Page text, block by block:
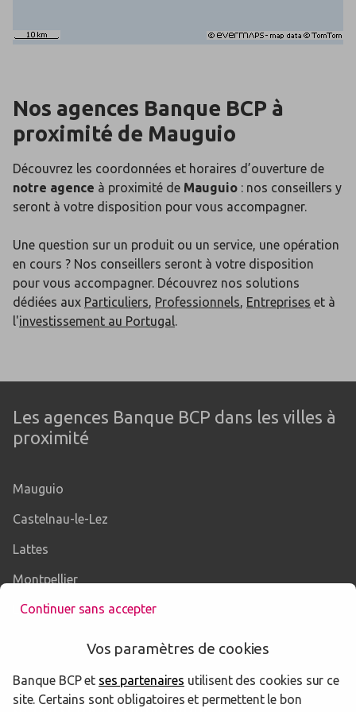
Nos agences Banque BCP à
proximité de Mauguio
Découvrez les coordonnées et horaires d’ouverture de
notre agence à proximité de Mauguio : nos conseillers y
seront à votre disposition pour vous accompagner.
Une question sur un produit ou un service, une opération
en cours ? Nos conseillers seront à votre disposition
pour vous accompagner. Découvrez nos solutions
dédiées aux Particuliers, Professionnels, Entreprises et à
l'investissement au Portugal.
Les agences Banque BCP dans les villes à
proximité
Mauguio
Castelnau-le-Lez
Lattes
Montpellier
Lunel
Les agences Banque BCP dans les
départements limitrophes
Continuer sans accepter
Vos paramètres de cookies
Banque BCP et ses partenaires utilisent des cookies sur ce
site. Certains sont obligatoires et permettent le bon